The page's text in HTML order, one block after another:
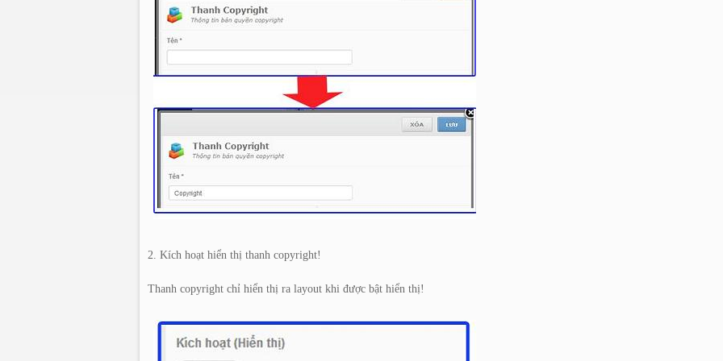
2. Kích hoạt hiển thị thanh copyright!
Thanh copyright chỉ hiển thị ra layout khi được bật hiển thị!